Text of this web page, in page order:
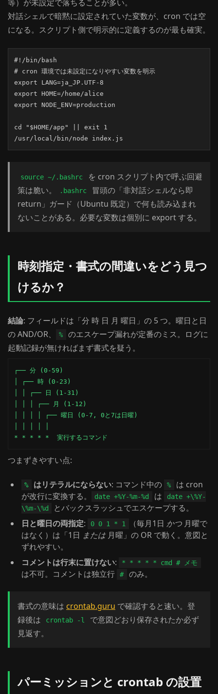
等）が未設定で落ちることが多い。
対話シェルで暗黙に設定されていた変数が、cron では空
になる。スクリプト側で明示的に定義するのが最も確実。
#!/bin/bash
# cron 環境では未設定になりやすい変数を明示
export LANG=ja_JP.UTF-8
export HOME=/home/alice
export NODE_ENV=production
cd "$HOME/app" || exit 1
/usr/local/bin/node index.js
source ~/.bashrc
を cron スクリプト内で呼ぶ回避
策は脆い。
.bashrc
冒頭の「非対話シェルなら即
return」ガード（Ubuntu 既定）で何も読み込まれ
ないことがある。必要な変数は個別に export する。
時刻指定・書式の間違いをどう見つ
けるか？
結論: フィールドは「分 時 日 月 曜日」の 5 つ。曜日と日
の AND/OR、
%
のエスケープ漏れが定番のミス。ログに
起動記録が無ければまず書式を疑う。
┌── 分 (0-59)
│ ┌── 時 (0-23)
│ │ ┌── 日 (1-31)
│ │ │ ┌── 月 (1-12)
│ │ │ │ ┌── 曜日 (0-7, 0と7は日曜)
* * * * *  実行するコマンド
つまずきやすい点:
% はリテラルにならない: コマンド中の %
は cron
が改行に変換する。
date +%Y-%m-%d は
date +\%Y-
\%m-\%d
とバックスラッシュでエスケープする。
日と曜日の両指定: 0 0 1 * 1 （毎月1日 かつ月曜で
はなく）は「1日 または月曜」の OR で動く。意図と
ずれやすい。
コメントは行末に置けない: * * * * * cmd # メモ
は不可。コメントは独立行 # のみ。
書式の意味は crontab.guru で確認すると速い。登
録後は
crontab -l
で意図どおり保存されたか必ず
見返す。
パーミッションと crontab の設置